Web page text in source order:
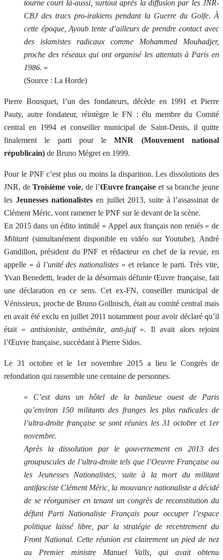
tourne court là-aussi, surtout après la diffusion par les JNR-
CBJ des tracs pro-irakiens pendant la Guerre du Golfe. À
cette époque, Ayoub tente d’ailleurs de prendre contact avec
des islamistes radicaux comme Mohammed Mouhadjer,
proche des réseaux qui ont organisé les attentats à Paris en
1986. »
(Source : La Horde)
Pierre Bousquet, l’un des fondateurs, décède en 1991 et Pierre
Pauty, autre fondateur, réintègre le FN : élu membre du Comité
central en 1994 et conseiller municipal de Saint-Denis, il quitte
finalement le parti pour leMNR (Mouvement national
républicain) de Bruno Mégret en 1999.
Pour le PNF c’est plus ou moins la disparition. Les dissolutions des
JNR, deTroisième voie, de l’Œuvre française et sa branche jeune
les Jeunesses nationalistes en juillet 2013, suite à l’assassinat de
Clément Méric, vont ramener le PNF sur le devant de la scène.
En 2015 dans un édito intitulé « Appel aux français non reniés » de
Militant(simultanément disponible en vidéo sur Youtube), André
Gandillon, président du PNF et rédacteur en chef de la revue, en
appelle « à l’unité des nationalistes » et relance le parti. Très vite,
Yvan Benedetti, leader de la désormais défunte Œuvre française, fait
une déclaration en ce sens. Cet ex-FN, conseiller municipal de
Vénissieux, proche de Bruno Gollnisch, était au comité central mais
en avait été exclu en juillet 2011 notamment pour avoir déclaré qu’il
était « antisioniste, antisémite, anti-juif». Il avait alors rejoint
l’Œuvre française, succédant à Pierre Sidos.
Le 31 octobre et le 1er novembre 2015 a lieu le Congrès de
refondation qui rassemble une centaine de personnes.
« C’est dans un hôtel de la banlieue ouest de Paris
qu’environ 150 militants des franges les plus radicales de
l’ultra-droite française se sont réunies les 31 octobre et 1er
novembre.
Après la dissolution par le gouvernement en 2013 des
groupuscules de l’ultra-droite tels que l’Oeuvre Française ou
les Jeunesses Nationalistes, suite à la mort du militant
antifasciste Clément Méric, la mouvance nationaliste a décidé
de se réorganiser en tenant un congrès de reconstitution du
défunt Parti Nationaliste Français pour occuper l’espace
politique laissé libre, par la stratégie de recentrement du
Front National. Cette réunion est clairement un pied de nez
au Premier ministre Manuel Valls, qui avait obtenu